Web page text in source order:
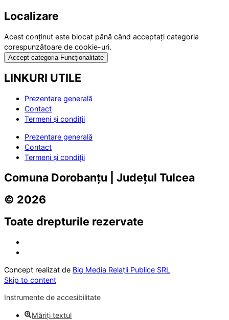
Localizare
Acest conținut este blocat până când acceptați categoria
corespunzătoare de cookie-uri.
Accept categoria Funcționalitate
LINKURI UTILE
Prezentare generală
Contact
Termeni și condiții
Prezentare generală
Contact
Termeni și condiții
Comuna Dorobanțu | Județul Tulcea
© 2026
Toate drepturile rezervate
Concept realizat de Big Media Relații Publice SRL
Skip to content
Instrumente de accesibilitate
Măriți textul